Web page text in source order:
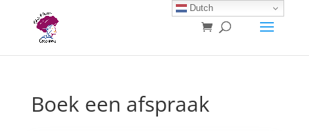
Boek een afspraak
Dutch